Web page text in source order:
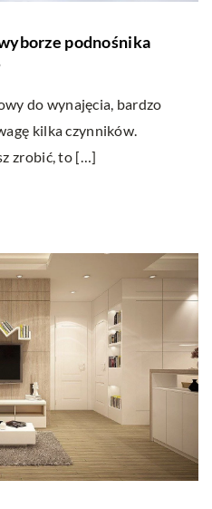
podnośnika
do wynajęcia, bardzo
kilka czynników.
zrobić, to […]